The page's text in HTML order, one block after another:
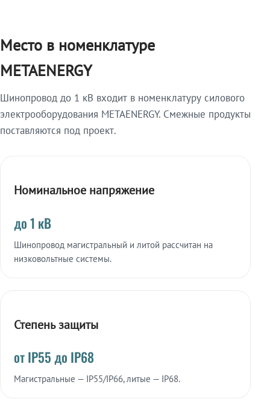
Место в номенклатуре
METAENERGY
Шинопровод до 1 кВ входит в номенклатуру силового
электрооборудования METAENERGY. Смежные продукты
поставляются под проект.
Номинальное напряжение
до 1 кВ
Шинопровод магистральный и литой рассчитан на
низковольтные системы.
Степень защиты
от IP55 до IP68
Магистральные — IP55/IP66, литые — IP68.